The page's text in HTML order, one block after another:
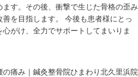
す。その後、衝撃で生じた骨格の歪み
を目指します。 今後も患者様にとっ
がけ、全力でサポートしてまいりま
痛み｜鍼灸整骨院ひまわり北久里浜院